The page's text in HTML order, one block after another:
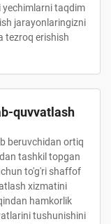
yechimlarni taqdim
jarayonlaringizni
tezroq erishish
quvvatlash
beruvchidan ortiq
tashkil topgan
to'g'ri shaffof
xizmatini
hamkorlik
tushunishini